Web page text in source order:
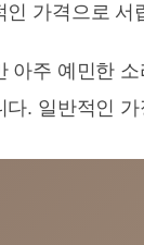
인 가격으로 서
아주 예민한
다. 일반적인